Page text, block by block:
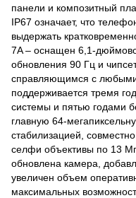
панели и композитный
IP67 означает, что
выдержать
7A – оснащен 6,1-
обновления 90 Гц и
справляющимся с
поддерживается тремя
системы и пятью годами
главную 64-
стабилизацией,
селфи объективы по 13
обновлена ​​камера,
увеличен объем
максимальных